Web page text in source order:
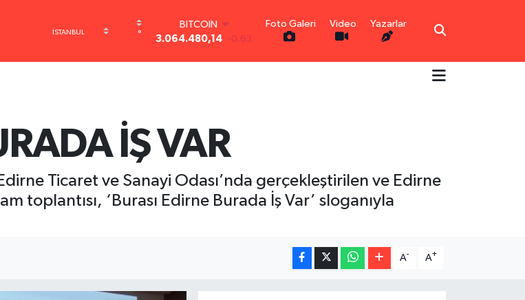
°
3.064.480,14
DOLAR
GRAM ALTIN
6510.40
0.45
BİST100
13.799
70
Foto Galeri Video Yazarlar
İŞ VAR
Ticaret ve Sanayi Odası’nda gerçekleştirilen ve Edirne
toplantısı, ‘Burası Edirne Burada İş Var’ sloganıyla
A- A+